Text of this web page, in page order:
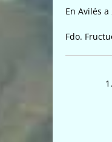
En Avilés
Fdo.